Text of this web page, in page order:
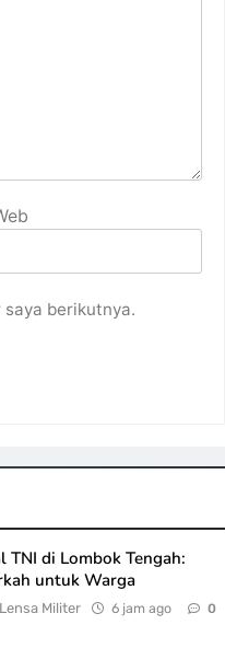
berikutnya.
TNI di Lombok Tengah:
untuk Warga
Militer 6 jam ago 0